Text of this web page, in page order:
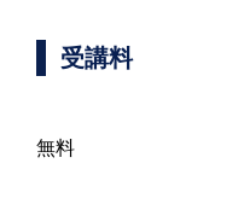
受講料
無料